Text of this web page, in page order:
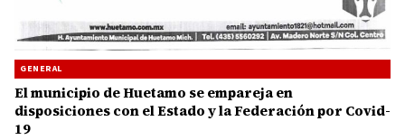
GENERAL
El municipio de Huetamo se empareja en
disposiciones con el Estado y la Federación por Covid-
19